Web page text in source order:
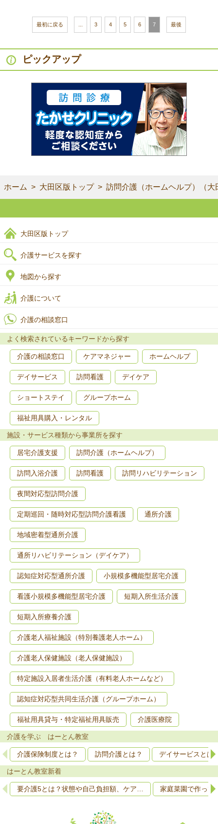
最初に戻る 3 4 5 6 7 最後
ピックアップ
ホーム 大田区版トップ 訪問介護（ホームヘルプ）（大
大田区版トップ
介護サービスを探す
地図から探す
介護について
介護の相談窓口
よく検索されているキーワードから探す
介護の相談窓口 ケアマネジャー ホームヘルプ
デイサービス 訪問看護 デイケア
ショートステイ グループホーム
福祉用具購入・レンタル
施設・サービス種類から事業所を探す
居宅介護支援 訪問介護（ホームヘルプ）
訪問入浴介護 訪問看護 訪問リハビリテーション
夜間対応型訪問介護
定期巡回・随時対応型訪問介護看護 通所介護
地域密着型通所介護
通所リハビリテーション（デイケア）
認知症対応型通所介護 小規模多機能型居宅介護
看護小規模多機能型居宅介護 短期入所生活介護
短期入所療養介護
介護老人福祉施設（特別養護老人ホーム）
介護老人保健施設（老人保健施設）
特定施設入居者生活介護（有料老人ホームなど）
認知症対応型共同生活介護（グループホーム）
福祉用具貸与・特定福祉用具販売 介護医療院
介護を学ぶ はーとん教室
介護保険制度とは？ 訪問介護とは？ デイサービスとは
はーとん教室新着
要介護5とは？状態や自己負担額、ケア… 家庭菜園で作っ